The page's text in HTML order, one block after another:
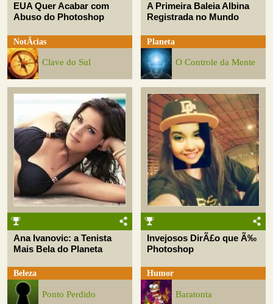
EUA Quer Acabar com
Abuso do Photoshop
NotÃ­cias
Clave do Sul
A Primeira Baleia Albina
Registrada no Mundo
Planeta
O Controle da Mente
Ana Ivanovic: a Tenista
Mais Bela do Planeta
Beleza
Ponto Perdido
Invejosos DirÃ£o que Ã‰
Photoshop
Humor
Baratonta